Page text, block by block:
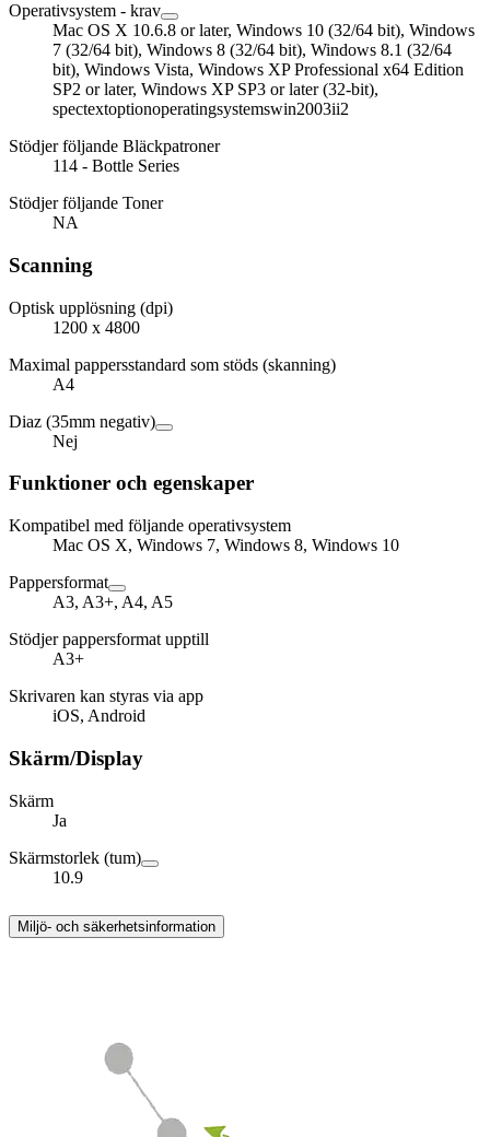
Operativsystem - krav
Mac OS X 10.6.8 or later, Windows 10 (32/64 bit), Windows
7 (32/64 bit), Windows 8 (32/64 bit), Windows 8.1 (32/64
bit), Windows Vista, Windows XP Professional x64 Edition
SP2 or later, Windows XP SP3 or later (32-bit),
spectextoptionoperatingsystemswin2003ii2
Stödjer följande Bläckpatroner
114 - Bottle Series
Stödjer följande Toner
NA
Scanning
Optisk upplösning (dpi)
1200 x 4800
Maximal pappersstandard som stöds (skanning)
A4
Diaz (35mm negativ)
Nej
Funktioner och egenskaper
Kompatibel med följande operativsystem
Mac OS X, Windows 7, Windows 8, Windows 10
Pappersformat
A3, A3+, A4, A5
Stödjer pappersformat upptill
A3+
Skrivaren kan styras via app
iOS, Android
Skärm/Display
Skärm
Ja
Skärmstorlek (tum)
10.9
Miljö- och säkerhetsinformation